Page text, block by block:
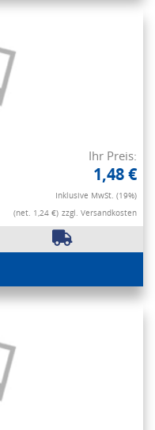
Ihr Preis:
1,48 €
Inklusive MwSt. (19%)
(net. 1,24 €) zzgl. Versandkosten